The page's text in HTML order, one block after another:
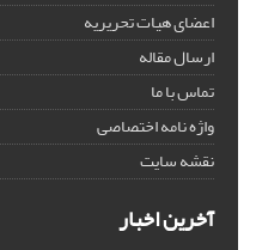
اعضای هیات تحریریه
ارسال مقاله
تماس با ما
واژه نامه اختصاصی
نقشه سایت
آخرین اخبار